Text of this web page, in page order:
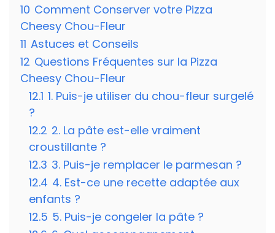
10 Comment Conserver votre Pizza
Cheesy Chou-Fleur
11 Astuces et Conseils
12 Questions Fréquentes sur la Pizza
Cheesy Chou-Fleur
12.1 1. Puis-je utiliser du chou-fleur surgelé
?
12.2 2. La pâte est-elle vraiment
croustillante ?
12.3 3. Puis-je remplacer le parmesan ?
12.4 4. Est-ce une recette adaptée aux
enfants ?
12.5 5. Puis-je congeler la pâte ?